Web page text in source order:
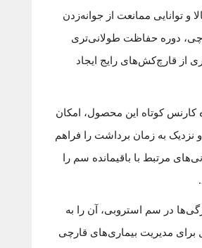
و توانایی ممانعت از جوانه‌زدن
دوره حفاظت طولانی‌تری
از قارچ‌کش‌های رایج ایجاد
کارنس کوتاه این محصول، امکان
و نزدیک به زمان برداشت را فراهم
مرتبط با باقیمانده سم را
در سم استروبی، آن را به
برای مدیریت بیماری‌های قارچی